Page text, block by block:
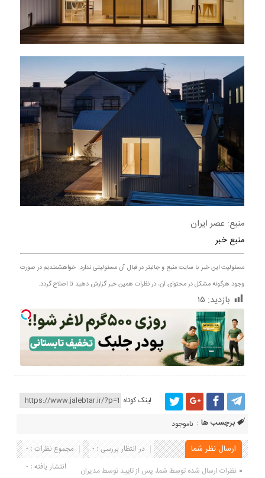
منبع: عصر ایران
منبع خبر
مسئولیت این خبر با سایت منبع و جالبتر در قبال آن مسئولیتی ندارد. خواهشمندیم در صورت
وجود هرگونه مشکل در محتوای آن، در نظرات همین خبر گزارش دهید تا اصلاح گردد.
بازدید: ۱۵
لینک کوتاه
برچسب ها : ناموجود
ارسال نظر شما مجموع نظرات : 0
در انتظار بررسی : 0
انتشار یافته : 0
نظرات ارسال شده توسط شما، پس از تایید توسط مدیران